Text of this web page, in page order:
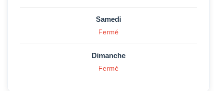
Samedi
Fermé
Dimanche
Fermé